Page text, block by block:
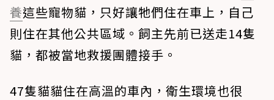
養這些寵物貓，只好讓牠們住在車上，自己
則住在其他公共區域。飼主先前已送走14隻
貓，都被當地救援團體接手。
47隻貓貓住在高溫的車內，衛生環境也很